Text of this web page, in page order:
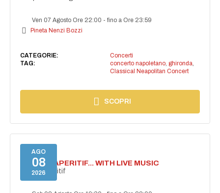
Ven 07 Agosto Ore 22:00 -fino a Ore 23:59
Pineta Nenzi Bozzi
CATEGORIE:
Concerti
TAG:
concerto napoletano, ghironda,
Classical Neapolitan Concert
SCOPRI
AGO
08
2026
SECRET APERITIF... WITH LIVE MUSIC
Secret aperitif